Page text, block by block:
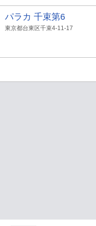
パラカ 千束第6
東京都台東区千束4-11-17